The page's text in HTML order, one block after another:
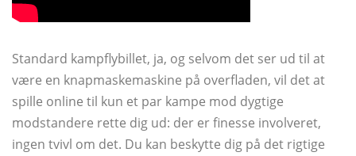
Standard kampflybillet, ja, og selvom det ser ud til at
være en knapmaskemaskine på overfladen, vil det at
spille online til kun et par kampe mod dygtige
modstandere rette dig ud: der er finesse involveret,
ingen tvivl om det. Du kan beskytte dig på det rigtige